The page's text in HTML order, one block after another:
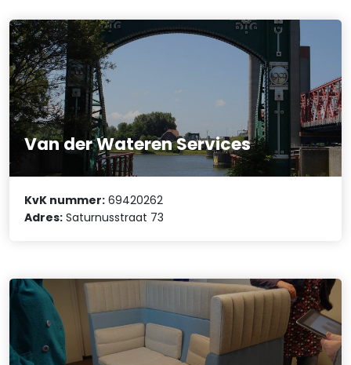
Van der Wateren Services
KvK nummer: 69420262
Adres: Saturnusstraat 73